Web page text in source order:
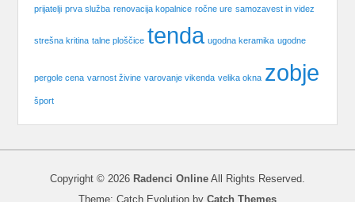
prijatelji prva služba renovacija kopalnice ročne ure samozavest in videz
strešna kritina talne ploščice tenda ugodna keramika ugodne
pergole cena varnost živine varovanje vikenda velika okna zobje
šport
Copyright © 2026 Radenci Online All Rights Reserved.
Theme: Catch Evolution by Catch Themes